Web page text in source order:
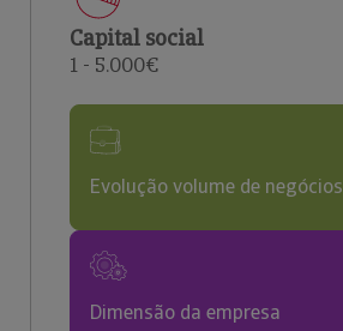
Capital social
1 - 5.000€
Evolução volume de negócios
Dimensão da empresa